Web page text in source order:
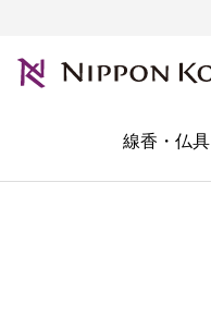
線香・仏具